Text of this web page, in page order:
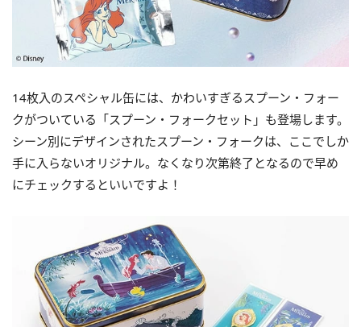
14枚入のスペシャル缶には、かわいすぎるスプーン・フォー
クがついている「スプーン・フォークセット」も登場します。
シーン別にデザインされたスプーン・フォークは、ここでしか
手に入らないオリジナル。なくなり次第終了となるので早め
にチェックするといいですよ！